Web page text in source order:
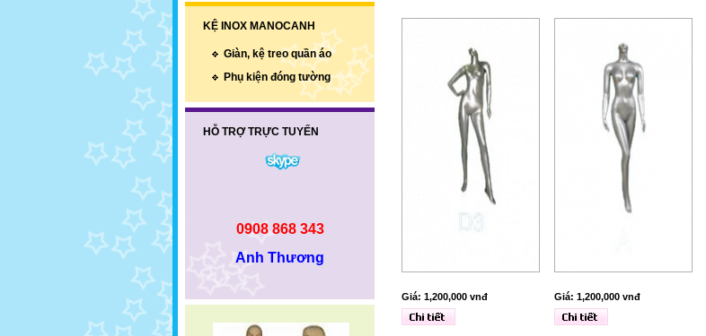
KỆ INOX MANOCANH
Giàn, kệ treo quần áo
Phụ kiện đóng tường
HỖ TRỢ TRỰC TUYẾN
0908 868 343
Anh Thương
Giá: 1,200,000 vnđ Giá: 1,200,000 vnđ